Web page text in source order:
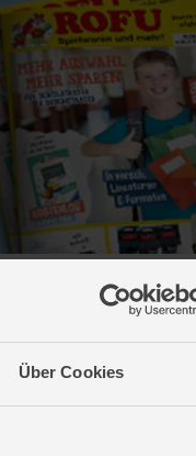
Über Cookies